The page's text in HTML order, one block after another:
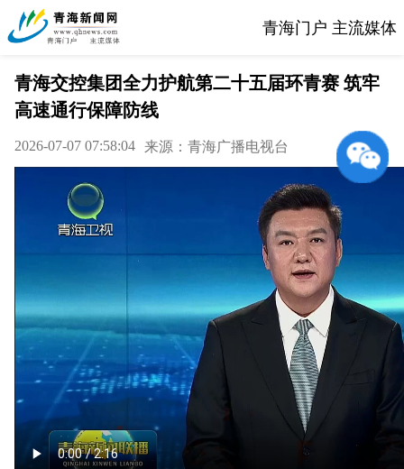
青海门户 主流媒体
青海交控集团全力护航第二十五届环青赛 筑牢
高速通行保障防线
2026-07-07 07:58:04 来源：青海广播电视台